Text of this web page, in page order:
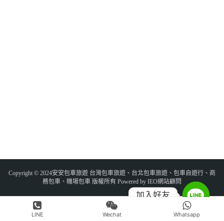
Copyright © 2024安安包車旅遊 台灣包車旅遊、台北包車旅遊、包車自遊行、商
務包車、機場包車 版權所有 Powered by IEO網站顧問
LINE Wechat Whatsapp
加入好友